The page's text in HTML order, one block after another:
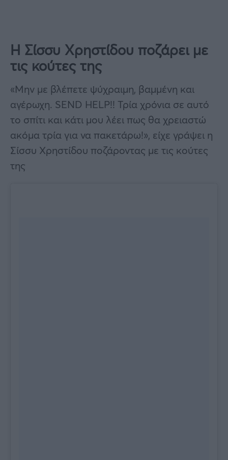
Η Σίσσυ Χρηστίδου ποζάρει με
τις κούτες της
«Μην με βλέπετε ψύχραιμη, βαμμένη και
αγέρωχη. SEND HELP!! Τρία χρόνια σε αυτό
το σπίτι και κάτι μου λέει πως θα χρειαστώ
ακόμα τρία για να πακετάρω!», είχε γράψει η
Σίσσυ Χρηστίδου ποζάροντας με τις κούτες
της